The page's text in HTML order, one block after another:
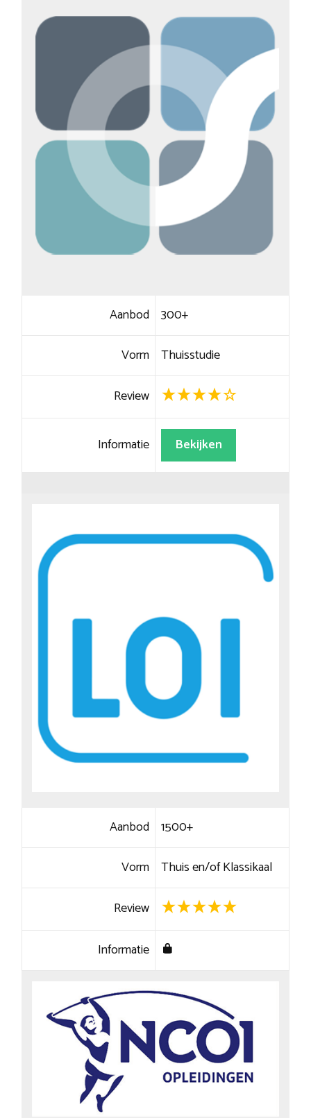
Aanbod 300+
Vorm Thuisstudie
Review
Informatie Bekijken
Aanbod 1500+
Vorm Thuis en/of Klassikaal
Review
Informatie